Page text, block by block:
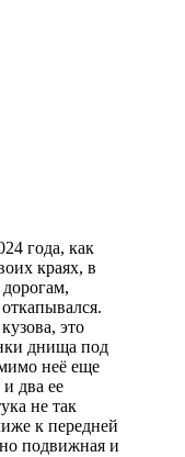
года, как
краях, в
откапывался.
это
днища под
неё еще
и два ее
не так
к передней
подвижная и